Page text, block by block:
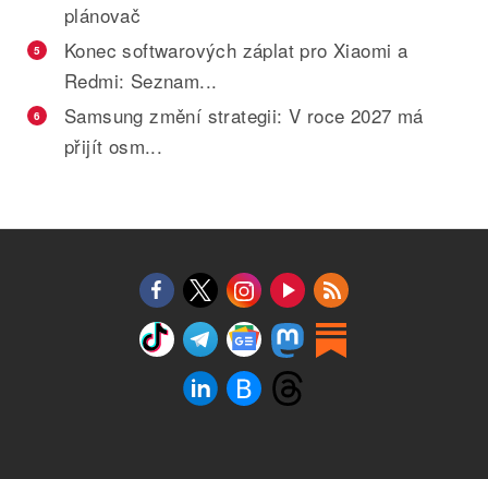
plánovač
5
Konec softwarových záplat pro Xiaomi a
Redmi: Seznam...
6
Samsung změní strategii: V roce 2027 má
přijít osm...